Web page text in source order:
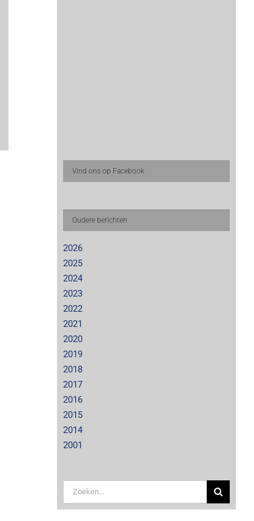
Vind ons op Facebook
Oudere berichten
2026
2025
2024
2023
2022
2021
2020
2019
2018
2017
2016
2015
2014
2001
Zoeken
naar: